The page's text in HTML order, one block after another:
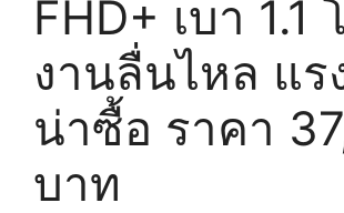
FHD+ เบา 1.1
งานลื่นไหล แร
น่าซื้อ ราคา
บาท